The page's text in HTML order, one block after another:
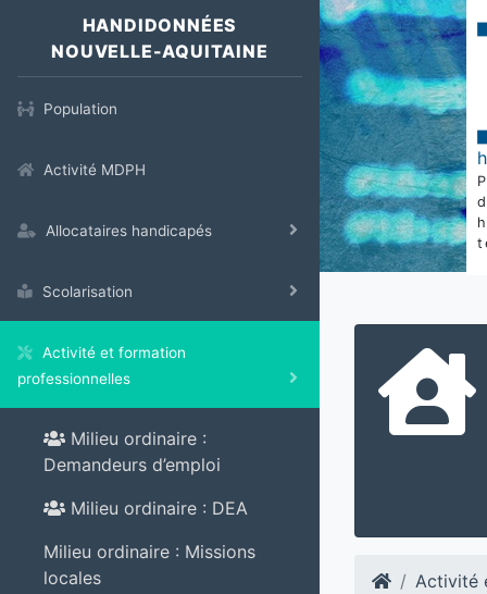
HANDIDONNÉES
NOUVELLE-AQUITAINE
Population
Activité MDPH
Allocataires handicapés
Scolarisation
Activité et formation
professionnelles
Milieu ordinaire :
Demandeurs d’emploi
Milieu ordinaire : DEA
Milieu ordinaire : Missions
locales
Activité